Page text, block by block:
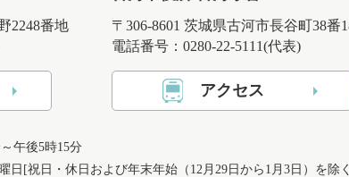
2248番地
〒306-8601 茨城県古河市長谷町38番
電話番号：0280-22-5111(代表)
アクセス
午後5時15分
日[祝日・休日および年末年始（12月29日から1月3日）を除